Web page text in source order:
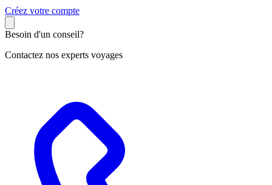
Créez votre compte
Besoin d'un conseil?
Contactez nos experts voyages